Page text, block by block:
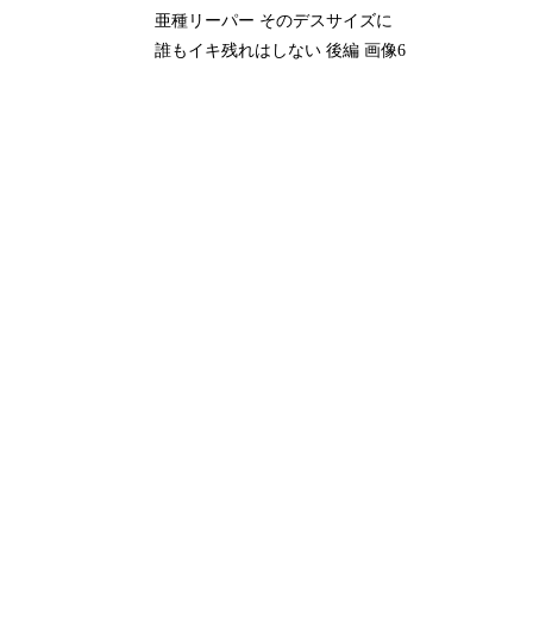
亜種リーパー そのデスサイズに
誰もイキ残れはしない 後編 画像6